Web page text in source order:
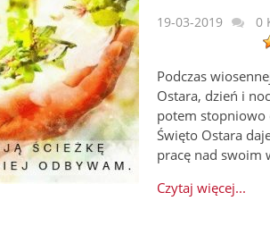
19-03-2019 0
Podczas
Ostara, dzień i
potem stopniowo
Święto Ostara
pracę nad swoim
Czytaj więcej...